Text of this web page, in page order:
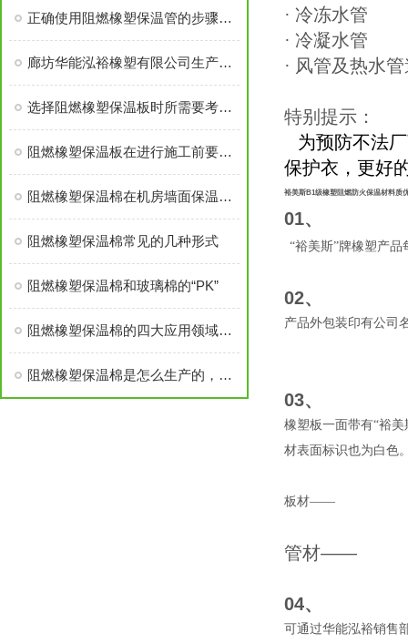
正确使用阻燃橡塑保温管的步骤及注意事项分享
廊坊华能泓裕橡塑有限公司生产的圣裕德B1级橡塑保温棉为什么如此受欢迎？
选择阻燃橡塑保温板时所需要考虑的关键要点介绍
阻燃橡塑保温板在进行施工前要做好这些准备工作
阻燃橡塑保温棉在机房墙面保温中应有多厚？
阻燃橡塑保温棉常见的几种形式
阻燃橡塑保温棉和玻璃棉的“PK”
阻燃橡塑保温棉的四大应用领域简析
阻燃橡塑保温棉是怎么生产的，对人体有害吗？
· 冷冻水管
· 冷凝水管
· 风管及热水
特别提示：
为预防不法
保护衣，更好
裕美斯B1级橡塑阻燃防火保温材料质
01、
“裕美斯”牌橡塑产
02、
产品外包装印有公司
03、
橡塑板一面带有“裕
材表面标识也为白色
板材——
管材——
04、
可通过华能泓裕销售